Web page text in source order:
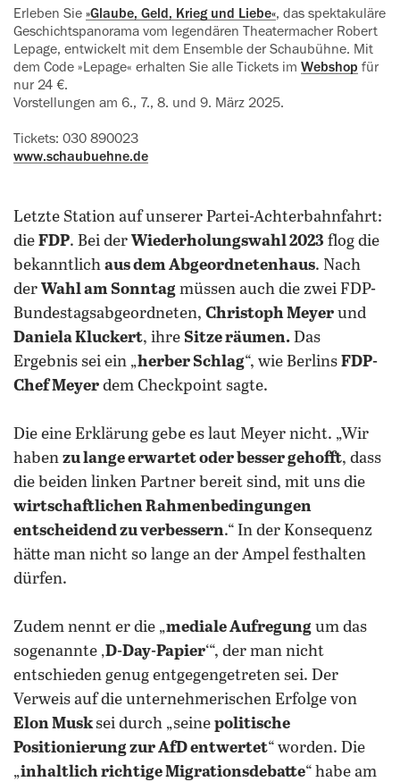
Erleben Sie »Glaube, Geld, Krieg und Liebe«, das spektakuläre
Geschichtspanorama vom legendären Theatermacher Robert
Lepage, entwickelt mit dem Ensemble der Schaubühne. Mit
dem Code »Lepage« erhalten Sie alle Tickets im Webshop für
nur 24 €.
Vorstellungen am 6., 7., 8. und 9. März 2025.
Tickets: 030 890023
www.schaubuehne.de
Letzte Station auf unserer Partei-Achterbahnfahrt:
die FDP. Bei der Wiederholungswahl 2023 flog die
bekanntlich aus dem Abgeordnetenhaus. Nach
der Wahl am Sonntag müssen auch die zwei FDP-
Bundestagsabgeordneten, Christoph Meyer und
Daniela Kluckert, ihre Sitze räumen. Das
Ergebnis sei ein „herber Schlag“, wie Berlins FDP-
Chef Meyer dem Checkpoint sagte.
Die eine Erklärung gebe es laut Meyer nicht. „Wir
haben zu lange erwartet oder besser gehofft, dass
die beiden linken Partner bereit sind, mit uns die
wirtschaftlichen Rahmenbedingungen
entscheidend zu verbessern.“ In der Konsequenz
hätte man nicht so lange an der Ampel festhalten
dürfen.
Zudem nennt er die „mediale Aufregung um das
sogenannte ‚D-Day-Papier‘“, der man nicht
entschieden genug entgegengetreten sei. Der
Verweis auf die unternehmerischen Erfolge von
Elon Musksei durch „seine politische
Positionierung zur AfD entwertet“ worden. Die
„inhaltlich richtige Migrationsdebatte“ habe am